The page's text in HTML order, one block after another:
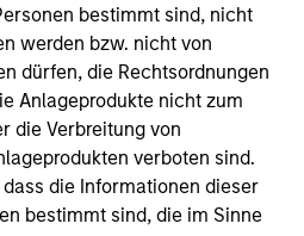
bestimmt sind, nicht
werden bzw. nicht von
dürfen, die Rechtsordnungen
Anlageprodukte nicht zum
die Verbreitung von
verboten sind.
die Informationen dieser
bestimmt sind, die im Sinne
is provided for informational
There is no guarantee that
resulted in positive performance
perform well in the future (for
and service marks above
owners. The information